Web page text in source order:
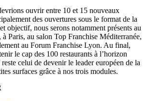
ouvrir entre 10 et 15 nouveaux
des ouvertures sous le format de la
objectif, nous serons notamment présents au
Paris, au salon Top Franchise Méditerranée,
au Forum Franchise Lyon. Au final,
le cap des 100 restaurants à l’horizon
celui de devenir le leader européen de la
surfaces grâce à nos trois modules.